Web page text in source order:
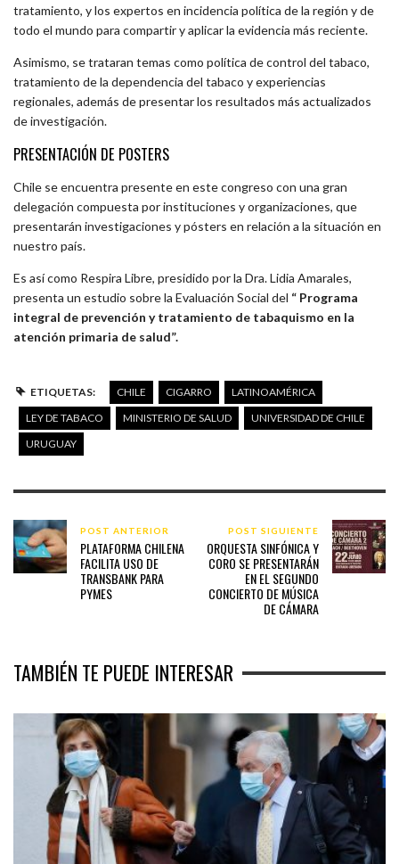
tratamiento, y los expertos en incidencia política de la región y de
todo el mundo para compartir y aplicar la evidencia más reciente.
Asimismo, se trataran temas como política de control del tabaco,
tratamiento de la dependencia del tabaco y experiencias
regionales, además de presentar los resultados más actualizados
de investigación.
PRESENTACIÓN DE POSTERS
Chile se encuentra presente en este congreso con una gran
delegación compuesta por instituciones y organizaciones, que
presentarán investigaciones y pósters en relación a la situación en
nuestro país.
Es así como Respira Libre, presidido por la Dra. Lidia Amarales,
presenta un estudio sobre la Evaluación Social del “ Programa
integral de prevención y tratamiento de tabaquismo en la
atención primaria de salud”.
ETIQUETAS: CHILE CIGARRO
LATINOAMÉRICA
LEY DE TABACO
MINISTERIO DE SALUD
UNIVERSIDAD DE CHILE
URUGUAY
POST ANTERIOR
PLATAFORMA CHILENA
FACILITA USO DE
TRANSBANK PARA
PYMES
POST SIGUIENTE
ORQUESTA SINFÓNICA Y
CORO SE PRESENTARÁN
EN EL SEGUNDO
CONCIERTO DE MÚSICA
DE CÁMARA
TAMBIÉN TE PUEDE INTERESAR